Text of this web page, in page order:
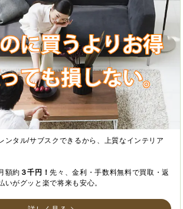
ンタル/サブスクできるから、上質なインテリア
額約 ３千円！先々、金利・手数料無料で買取・返
いがグッと楽で将来も安心。